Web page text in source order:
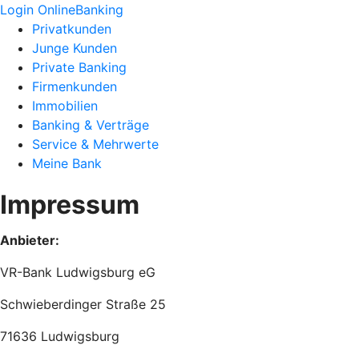
Login OnlineBanking
Privatkunden
Junge Kunden
Private Banking
Firmenkunden
Immobilien
Banking & Verträge
Service & Mehrwerte
Meine Bank
Impressum
Anbieter:
VR-Bank Ludwigsburg eG
Schwieberdinger Straße 25
71636 Ludwigsburg